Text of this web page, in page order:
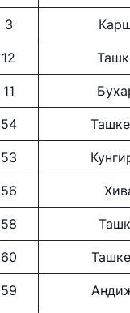
"Uzbekistan
Номер телефона
3
12
11
54
53
56
58
60
59